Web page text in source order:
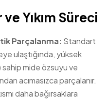
Yıkım Süreci
Parçalanma: Standart
ulaştığında, yüksek
mide özsuyu ve
acımasızca parçalanır.
daha bağırsaklara